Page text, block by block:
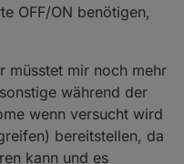
OFF/ON benötigen,
müsstet mir noch mehr
während der
wenn versucht wird
bereitstellen, da
kann und es